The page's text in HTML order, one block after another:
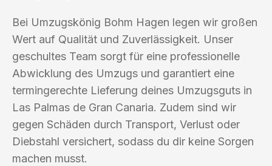
Bei Umzugskönig Bohm Hagen legen wir großen
Wert auf Qualität und Zuverlässigkeit. Unser
geschultes Team sorgt für eine professionelle
Abwicklung des Umzugs und garantiert eine
termingerechte Lieferung deines Umzugsguts in
Las Palmas de Gran Canaria. Zudem sind wir
gegen Schäden durch Transport, Verlust oder
Diebstahl versichert, sodass du dir keine Sorgen
machen musst.